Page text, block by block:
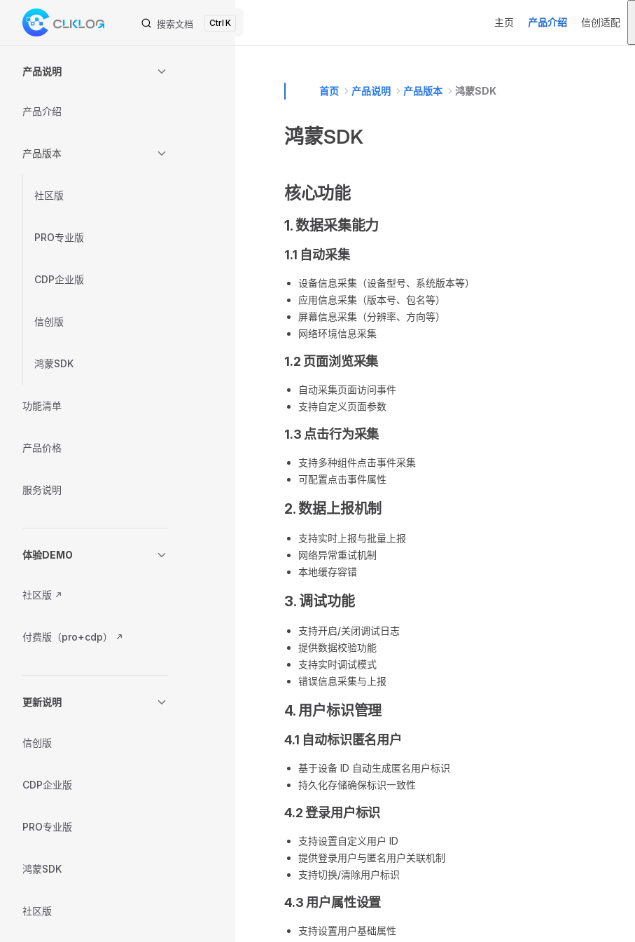
Skip to content 搜索文档 K
主页
产品介绍 信创适配
产品说明
产品介绍
产品版本
社区版
PRO专业版
CDP企业版
信创版
鸿蒙SDK
功能清单
产品价格
服务说明
体验DEMO
社区版
付费版（pro+cdp）
更新说明
信创版
CDP企业版
PRO专业版
鸿蒙SDK
社区版
首页 产品说明 产品版本 鸿蒙SDK
鸿蒙SDK
核心功能
1. 数据采集能力
1.1 自动采集
设备信息采集（设备型号、系统版本等）
应用信息采集（版本号、包名等）
屏幕信息采集（分辨率、方向等）
网络环境信息采集
1.2 页面浏览采集
自动采集页面访问事件
支持自定义页面参数
1.3 点击行为采集
支持多种组件点击事件采集
可配置点击事件属性
2. 数据上报机制
支持实时上报与批量上报
网络异常重试机制
本地缓存容错
3. 调试功能
支持开启/关闭调试日志
提供数据校验功能
支持实时调试模式
错误信息采集与上报
4. 用户标识管理
4.1 自动标识匿名用户
基于设备 ID 自动生成匿名用户标识
持久化存储确保标识一致性
4.2 登录用户标识
支持设置自定义用户 ID
提供登录用户与匿名用户关联机制
支持切换/清除用户标识
4.3 用户属性设置
支持设置用户基础属性